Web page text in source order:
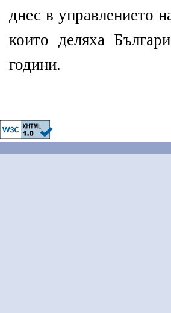
днес в управлението
които деляха
години.